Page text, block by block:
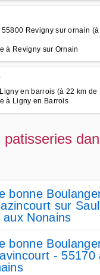
Revigny sur ornain
à Revigny sur Ornain
en barrois (à 22 km de
à Ligny en Barrois
patisseries
bonne
sur
Nonains
bonne
- 55170